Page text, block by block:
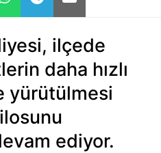
ilçede
daha hızlı
yürütülmesi
ediyor.